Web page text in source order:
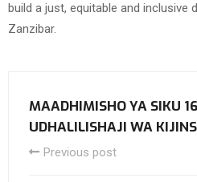
build a just, equitable and inclusive
Zanzibar.
MAADHIMISHO YA SIKU
UDHALILISHAJI WA
Previous post